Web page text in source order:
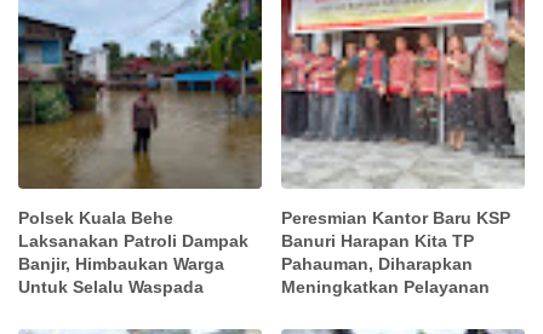
Polsek Kuala Behe
Laksanakan Patroli Dampak
Banjir, Himbaukan Warga
Untuk Selalu Waspada
Peresmian Kantor Baru KSP
Banuri Harapan Kita TP
Pahauman, Diharapkan
Meningkatkan Pelayanan